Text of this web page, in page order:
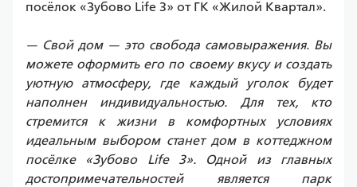
посёлок «Зубово Life 3» от ГК «Жилой Квартал».
— Свой дом — это свобода самовыражения. Вы
можете оформить его по своему вкусу и создать
уютную атмосферу, где каждый уголок будет
наполнен индивидуальностью. Для тех, кто
стремится к жизни в комфортных условиях
идеальным выбором станет дом в коттеджном
посёлке «Зубово Life 3». Одной из главных
достопримечательностей является парк